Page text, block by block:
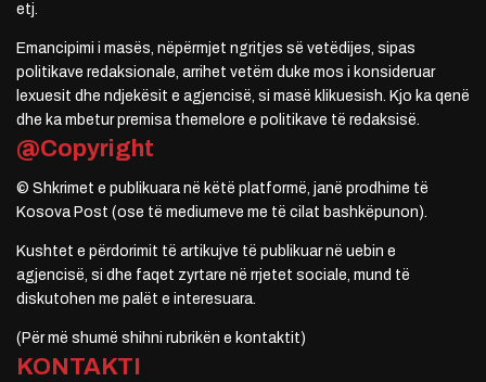
etj.
Emancipimi i masës, nëpërmjet ngritjes së vetëdijes, sipas
politikave redaksionale, arrihet vetëm duke mos i konsideruar
lexuesit dhe ndjekësit e agjencisë, si masë klikuesish. Kjo ka qenë
dhe ka mbetur premisa themelore e politikave të redaksisë.
@Copyright
© Shkrimet e publikuara në këtë platformë, janë prodhime të
Kosova Post (ose të mediumeve me të cilat bashkëpunon).
Kushtet e përdorimit të artikujve të publikuar në uebin e
agjencisë, si dhe faqet zyrtare në rrjetet sociale, mund të
diskutohen me palët e interesuara.
(Për më shumë shihni rubrikën e kontaktit)
KONTAKTI